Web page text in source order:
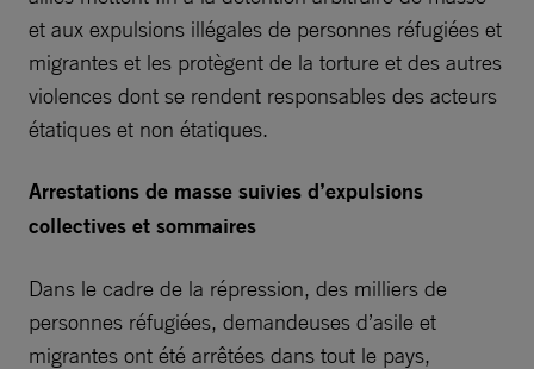
et aux expulsions illégales de personnes réfugiées et
migrantes et les protègent de la torture et des autres
violences dont se rendent responsables des acteurs
étatiques et non étatiques.
Arrestations de masse suivies d’expulsions
collectives et sommaires
Dans le cadre de la répression, des milliers de
personnes réfugiées, demandeuses d’asile et
migrantes ont été arrêtées dans tout le pays,